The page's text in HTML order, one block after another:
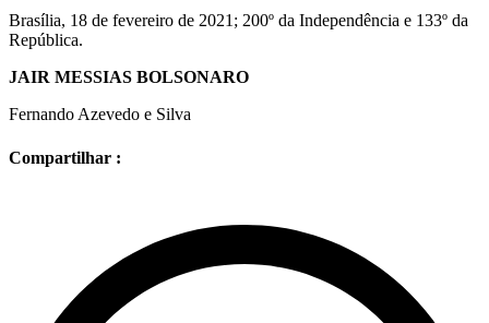
Brasília, 18 de fevereiro de 2021; 200º da Independência e 133º da
República.
JAIR MESSIAS BOLSONARO
Fernando Azevedo e Silva
Compartilhar :